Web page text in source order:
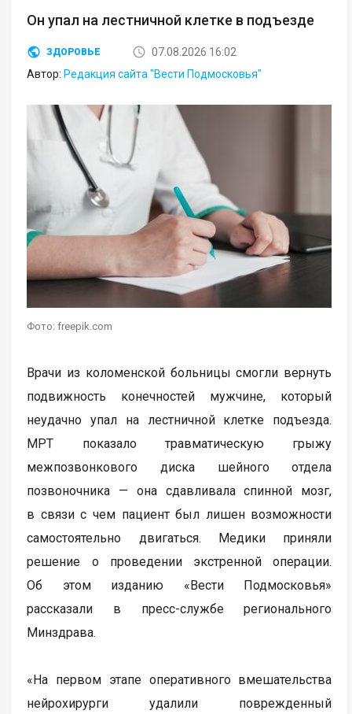
Он упал на лестничной клетке в подъезде
ЗДОРОВЬЕ
07.08.2026 16:02
Автор: Редакция сайта "Вести Подмосковья"
Фото: freepik.com
Врачи из коломенской больницы смогли вернуть
подвижность конечностей мужчине, который
неудачно упал на лестничной клетке подъезда.
МРТ показало травматическую грыжу
межпозвонкового диска шейного отдела
позвоночника — она сдавливала спинной мозг,
в связи с чем пациент был лишен возможности
самостоятельно двигаться. Медики приняли
решение о проведении экстренной операции.
Об этом изданию «Вести Подмосковья»
рассказали в пресс-службе регионального
Минздрава.
«На первом этапе оперативного вмешательства
нейрохирурги удалили поврежденный